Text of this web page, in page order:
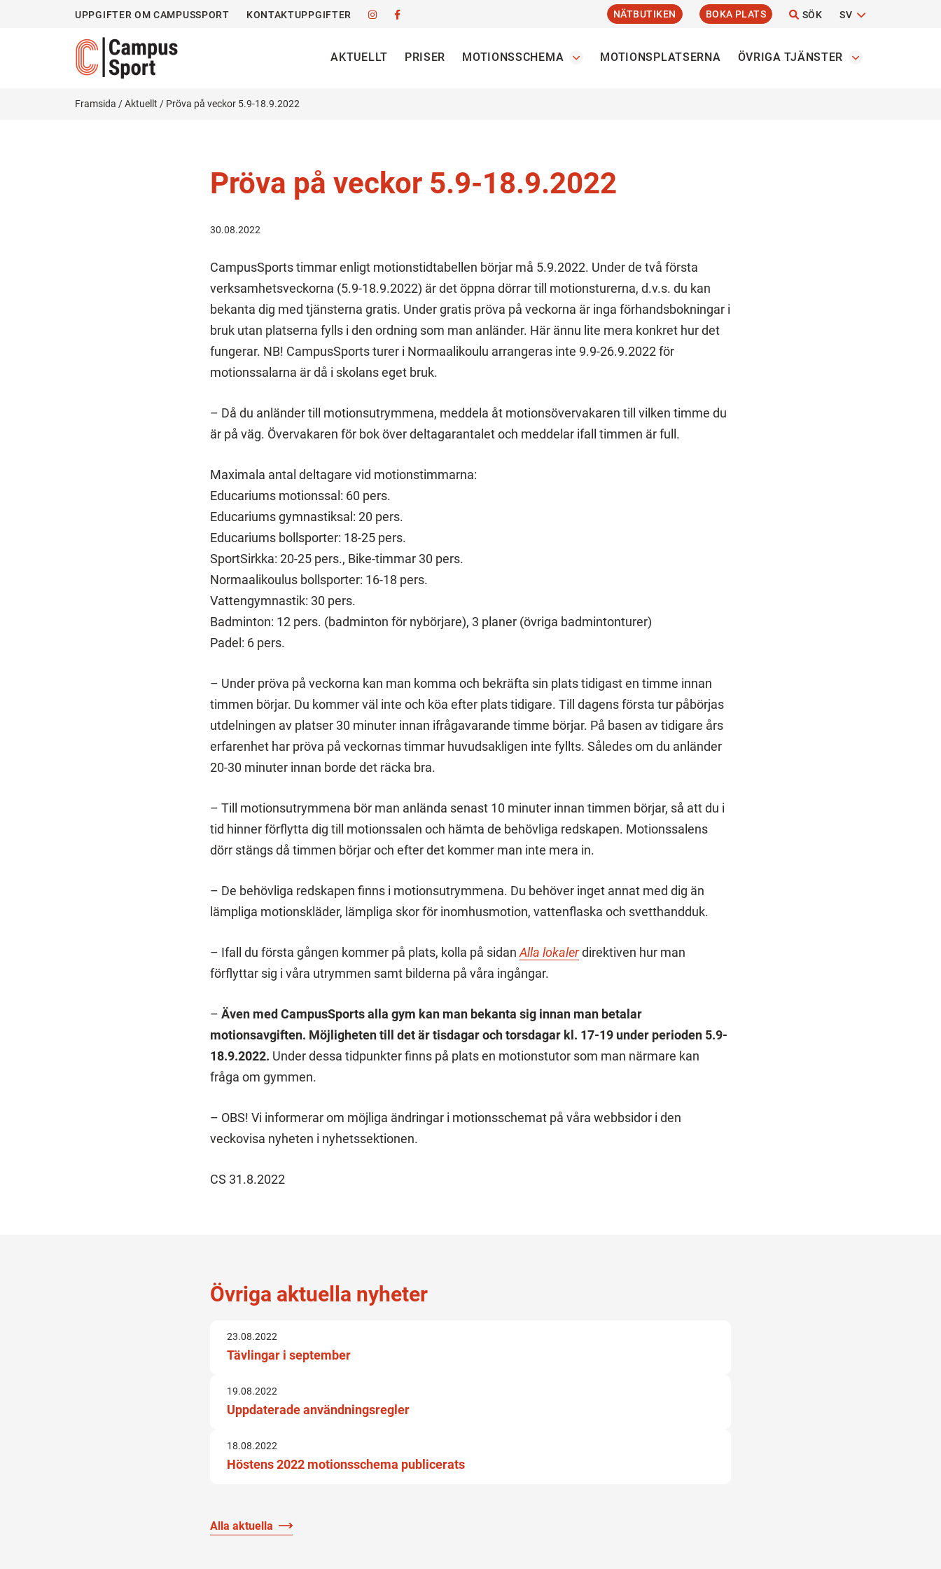
UPPGIFTER OM CAMPUSSPORT KONTAKTUPPGIFTER NÄTBUTIKEN BOKA PLATS SÖK SV
AKTUELLT PRISER MOTIONSSCHEMA MOTIONSPLATSERNA ÖVRIGA TJÄNSTER
Framsida /Aktuellt / Pröva på veckor 5.9-18.9.2022
Pröva på veckor 5.9-18.9.2022
30.08.2022
CampusSports timmar enligt motionstidtabellen börjar må 5.9.2022. Under de två första
verksamhetsveckorna (5.9-18.9.2022) är det öppna dörrar till motionsturerna, d.v.s. du kan
bekanta dig med tjänsterna gratis. Under gratis pröva på veckorna är inga förhandsbokningar i
bruk utan platserna fylls i den ordning som man anländer. Här ännu lite mera konkret hur det
fungerar. NB! CampusSports turer i Normaalikoulu arrangeras inte 9.9-26.9.2022 för
motionssalarna är då i skolans eget bruk.
– Då du anländer till motionsutrymmena, meddela åt motionsövervakaren till vilken timme du
är på väg. Övervakaren för bok över deltagarantalet och meddelar ifall timmen är full.
Maximala antal deltagare vid motionstimmarna:
Educariums motionssal: 60 pers.
Educariums gymnastiksal: 20 pers.
Educariums bollsporter: 18-25 pers.
SportSirkka: 20-25 pers., Bike-timmar 30 pers.
Normaalikoulus bollsporter: 16-18 pers.
Vattengymnastik: 30 pers.
Badminton: 12 pers. (badminton för nybörjare), 3 planer (övriga badmintonturer)
Padel: 6 pers.
– Under pröva på veckorna kan man komma och bekräfta sin plats tidigast en timme innan
timmen börjar. Du kommer väl inte och köa efter plats tidigare. Till dagens första tur påbörjas
utdelningen av platser 30 minuter innan ifrågavarande timme börjar. På basen av tidigare års
erfarenhet har pröva på veckornas timmar huvudsakligen inte fyllts. Således om du anländer
20-30 minuter innan borde det räcka bra.
– Till motionsutrymmena bör man anlända senast 10 minuter innan timmen börjar, så att du i
tid hinner förflytta dig till motionssalen och hämta de behövliga redskapen. Motionssalens
dörr stängs då timmen börjar och efter det kommer man inte mera in.
– De behövliga redskapen finns i motionsutrymmena. Du behöver inget annat med dig än
lämpliga motionskläder, lämpliga skor för inomhusmotion, vattenflaska och svetthandduk.
– Ifall du första gången kommer på plats, kolla på sidanAlla lokalerdirektiven hur man
förflyttar sig i våra utrymmen samt bilderna på våra ingångar.
–Även med CampusSports alla gym kan man bekanta sig innan man betalar
motionsavgiften. Möjligheten till det är tisdagar och torsdagar kl. 17-19 under perioden 5.9-
18.9.2022. Under dessa tidpunkter finns på plats en motionstutor som man närmare kan
fråga om gymmen.
– OBS! Vi informerar om möjliga ändringar i motionsschemat på våra webbsidor i den
veckovisa nyheten i nyhetssektionen.
CS 31.8.2022
Övriga aktuella nyheter
23.08.2022
Tävlingar i september
19.08.2022
Uppdaterade användningsregler
18.08.2022
Höstens 2022 motionsschema publicerats
Alla aktuella